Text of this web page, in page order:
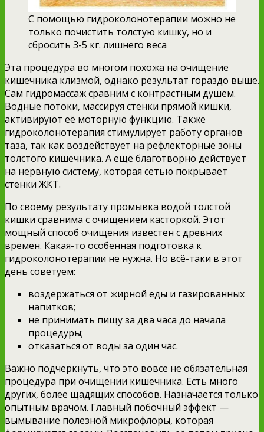
С помощью гидроколонотерапии можно не
только почистить толстую кишку, но и
сбросить 3-5 кг. лишнего веса
Эта процедура во многом похожа на очищение
кишечника клизмой, однако результат гораздо выше.
Сам гидромассаж сравним с контрастным душем.
Водные потоки, массируя стенки прямой кишки,
активируют её моторную функцию. Также
гидроколонотерапия стимулирует работу органов
таза, так как воздействует на рефлекторные зоны
толстого кишечника. А ещё благотворно действует
на нервную систему, которая сетью покрывает
стенки ЖКТ.
По своему результату промывка водой толстой
кишки сравнима с очищением касторкой. Этот
мощный способ очищения известен с древних
времен. Какая-то особенная подготовка к
гидроколонотерапии не нужна. Но всё-таки в этот
день советуем:
воздержаться от жирной еды и газированных
напитков;
не принимать пищу за два часа до начала
процедуры;
отказаться от воды за один час.
Важно подчеркнуть, что это вовсе не обязательная
процедура при очищении кишечника. Есть много
других, более щадящих способов. Назначается только
опытным врачом. Главный побочный эффект —
вымывание полезной микрофлоры, которая